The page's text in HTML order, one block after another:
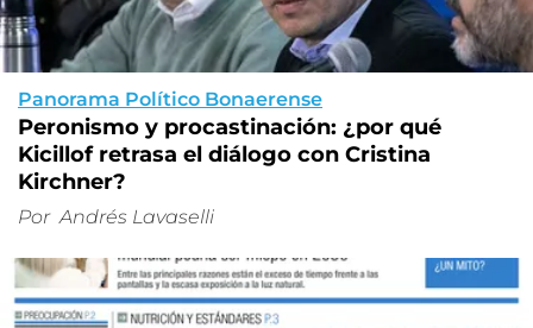
Panorama Político Bonaerense
Peronismo y procastinación: ¿por qué
Kicillof retrasa el diálogo con Cristina
Kirchner?
Por Andrés Lavaselli